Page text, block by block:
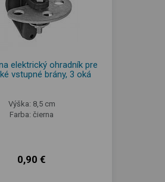
elektrický ohradník pre
vstupné brány, 3 oká
Výška: 8,5 cm
Farba: čierna
0,90 €